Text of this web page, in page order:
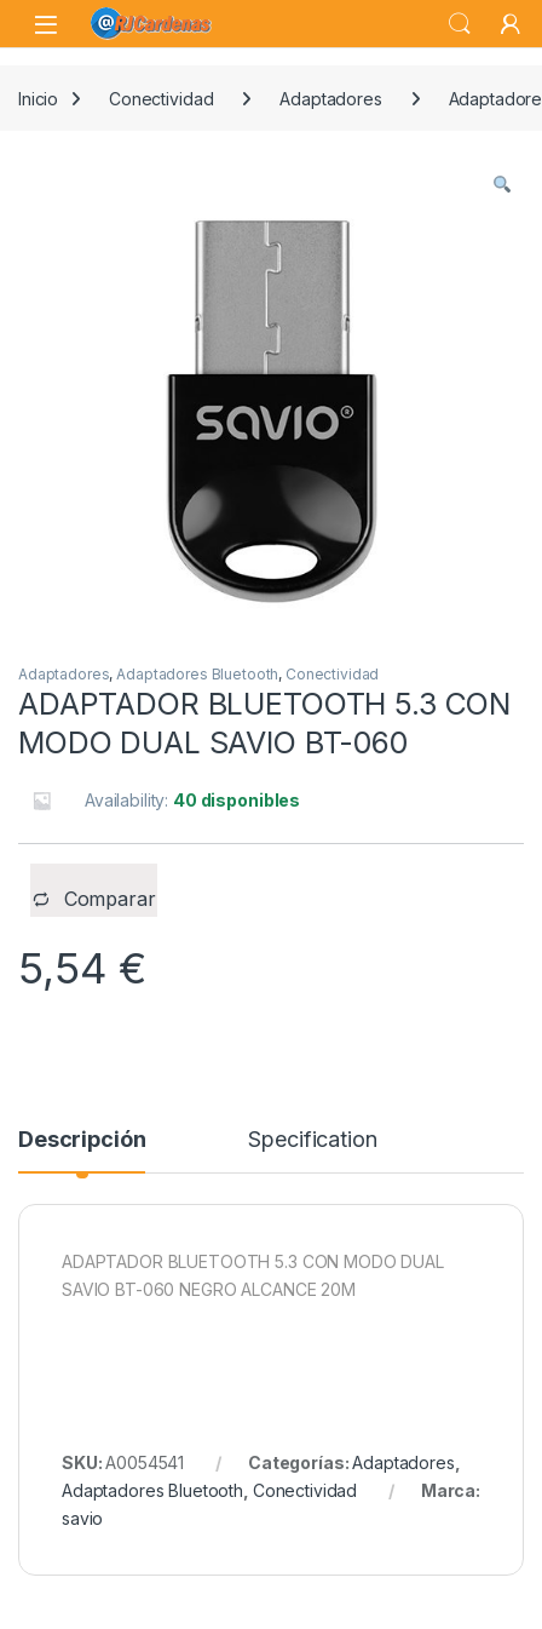
Skip to navigation
Skip to content
Open
Inicio Conectividad Adaptadores
Adaptadores,Adaptadores Bluetooth, Conectividad
ADAPTADOR BLUETOOTH 5.3 CON
MODO DUAL SAVIO BT-060
Availability: 40 disponibles
Comparar
5,54 €
Descripción Specification
ADAPTADOR BLUETOOTH 5.3 CON MODO DUAL
SAVIO BT-060 NEGRO ALCANCE 20M
SKU:A0054541 Categorías:Adaptadores
Adaptadores Bluetooth Conectividad
Marca:
savio